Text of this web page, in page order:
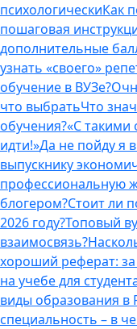
психологическиКак
пошаговая
дополнительные
узнать «своего»
обучение в ВУЗе?
что выбратьЧто
обучения?«С такими
идти!»Да не пойду я
выпускнику
профессиональную
блогером?Стоит ли
2026 году?Топовый
взаимосвязь?
хороший реферат: за
на учебе для
виды образования в
специальность – в